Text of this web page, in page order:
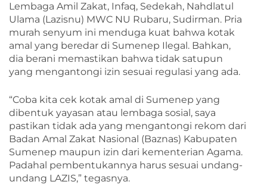
Lembaga Amil Zakat, Infaq, Sedekah, Nahdlatul
Ulama (Lazisnu) MWC NU Rubaru, Sudirman. Pria
murah senyum ini menduga kuat bahwa kotak
amal yang beredar di Sumenep Ilegal. Bahkan,
dia berani memastikan bahwa tidak satupun
yang mengantongi izin sesuai regulasi yang ada.
“Coba kita cek kotak amal di Sumenep yang
dibentuk yayasan atau lembaga sosial, saya
pastikan tidak ada yang mengantongi rekom dari
Badan Amal Zakat Nasional (Baznas) Kabupaten
Sumenep maupun izin dari kementerian Agama.
Padahal pembentukannya harus sesuai undang-
undang LAZIS,” tegasnya.